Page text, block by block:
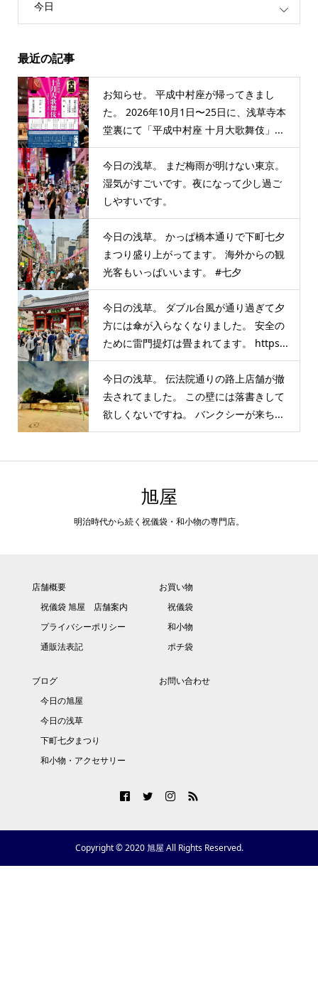
今日
最近の記事
お知らせ。 平成中村座が帰ってきまし
た。 2026年10月1日〜25日に、浅草寺本
堂裏にて「平成中村座 十月大歌舞伎」...
今日の浅草。 まだ梅雨が明けない東京。
湿気がすごいです。夜になって少し過ご
しやすいです。
今日の浅草。 かっぱ橋本通りで下町七夕
まつり盛り上がってます。 海外からの観
光客もいっぱいいます。 #七夕
今日の浅草。 ダブル台風が通り過ぎて夕
方には傘が入らなくなりました。 安全の
ために雷門提灯は畳まれてます。 https...
今日の浅草。 伝法院通りの路上店舗が撤
去されてました。 この壁には落書きして
欲しくないですね。 バンクシーが来ち...
旭屋
明治時代から続く祝儀袋・和小物の専門店。
店舗概要
祝儀袋 旭屋 店舗案内
プライバシーポリシー
通販法表記
お買い物
祝儀袋
和小物
ポチ袋
ブログ
今日の旭屋
今日の浅草
下町七夕まつり
和小物・アクセサリー
お問い合わせ
Copyright © 2020 旭屋 All Rights Reserved.